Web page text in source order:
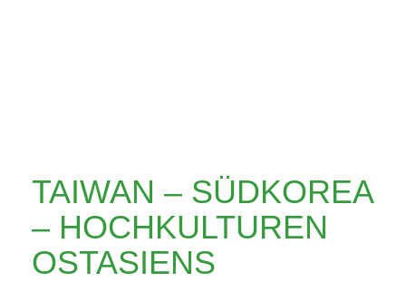
TAIWAN – SÜDKOREA
– HOCHKULTUREN
OSTASIENS